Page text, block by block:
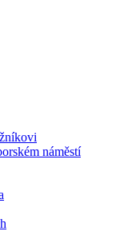
náměstí